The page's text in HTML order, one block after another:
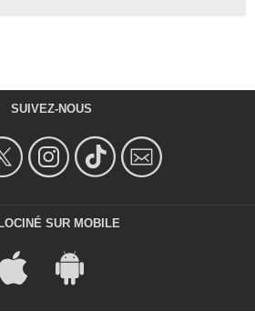
SUIVEZ-NOUS
SUR MOBILE